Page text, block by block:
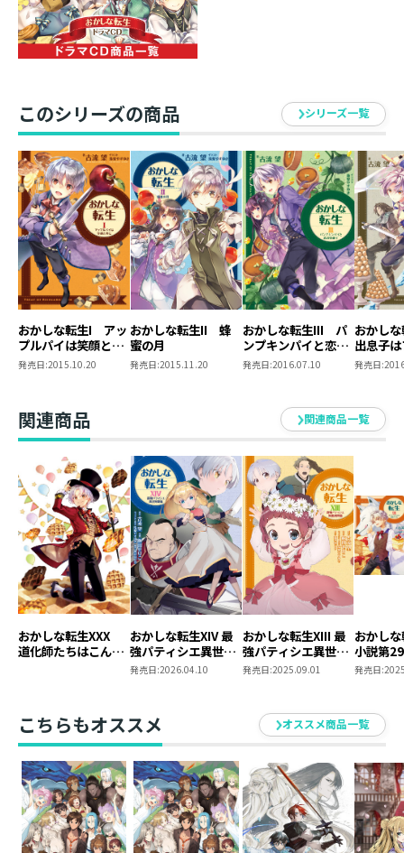
冬も盛りの金央月。金貨が唸るモルテーン領には更なる
激震が走っていた。討伐した神話の怪物・大龍【ドラゴ
ン】の腹から”卵”が発見されたからだ。領主代理でお菓
が……龍の卵は”特殊な貴金属”である龍金や軽金を量産
できる可能性を秘めたシロモノ。緘口令を敷くも、別邸
が放火され卵が何者かに奪取されてしまう。聖国の関与
を疑うペイスは海上封鎖へ乗り出し、国内外の勢力と激
突することに。国の存亡をも揺るがす龍の遺物は、誰の
手に――？「僕の卵は、誰にもわたしません！」 悪戯好きの
少年が仕掛ける大争奪戦、開幕！ 王道スイーツファン
タジー第17弾！ ２.５万字超の書き下ろし新章、コミカ
ライズ１話分を収録！
著者について
●古流望
して病気や怪我が無く、成功裡に終えたことに安堵して
います。
●珠梨やすゆき
イラストレーター。
大のお菓子好きで食べるのはもちろん見るのも作るのも
好き。
デパイチで新作スイーツ探索をすることが普段の散歩コ
ースに含まれています。
このシリーズの商品 シリーズ一覧
おかしな転生I アッ
プルパイは笑顔と共
に
発売日:2015.10.20
おかしな転生II 蜂
蜜の月
発売日:2015.11.20
おかしな転生III パ
ンプキンパイと恋の
好敵手
発売日:2016.07.10
おかし
出息子
発売日:
関連商品 関連商品一覧
おかしな転生XXX
道化師たちはこんが
おかしな転生XIV 最
強パティシエ異世界
降臨
発売日:2026.04.10
おかしな転生XIII 最
強パティシエ異世界
降臨
発売日:2025.09.01
おかし
小説第
クス第
発売日:
こちらもオススメ オススメ商品一覧